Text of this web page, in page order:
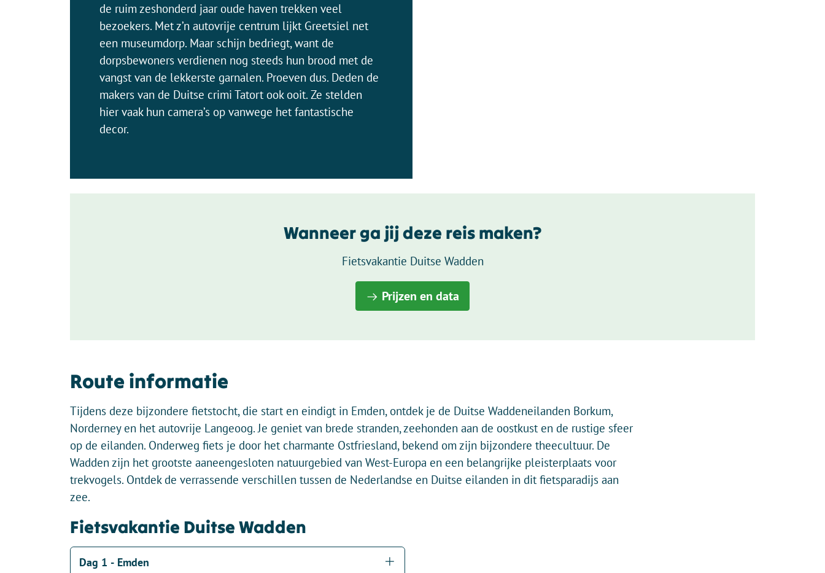
de ruim zeshonderd jaar oude haven trekken veel
bezoekers. Met z’n autovrije centrum lijkt Greetsiel net
een museumdorp. Maar schijn bedriegt, want de
dorpsbewoners verdienen nog steeds hun brood met de
vangst van de lekkerste garnalen. Proeven dus. Deden de
makers van de Duitse crimi Tatort ook ooit. Ze stelden
hier vaak hun camera’s op vanwege het fantastische
decor.
Wanneer ga jij deze reis maken?
Fietsvakantie Duitse Wadden
Prijzen en data
Route informatie
Tijdens deze bijzondere fietstocht, die start en eindigt in Emden, ontdek je de Duitse Waddeneilanden Borkum,
Norderney en het autovrije Langeoog. Je geniet van brede stranden, zeehonden aan de oostkust en de rustige sfeer
op de eilanden. Onderweg fiets je door het charmante Ostfriesland, bekend om zijn bijzondere theecultuur. De
Wadden zijn het grootste aaneengesloten natuurgebied van West-Europa en een belangrijke pleisterplaats voor
trekvogels. Ontdek de verrassende verschillen tussen de Nederlandse en Duitse eilanden in dit fietsparadijs aan
zee.
Fietsvakantie Duitse Wadden
Dag 1 - Emden